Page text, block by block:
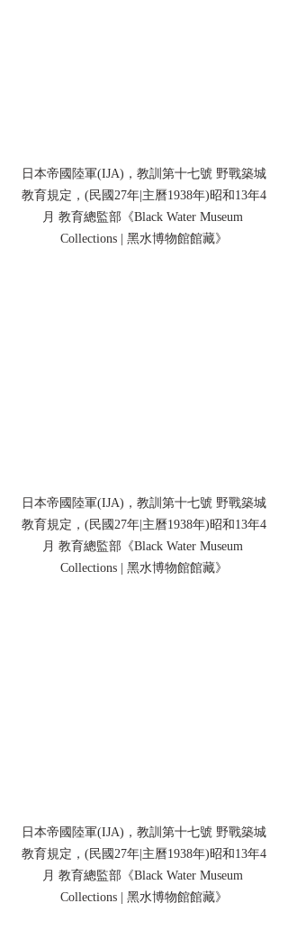
日本帝國陸軍(IJA)，教訓第十七號 野戰築城
教育規定，(民國27年|主曆1938年)昭和13年4
月 教育總監部《Black Water Museum
Collections | 黑水博物館館藏》
日本帝國陸軍(IJA)，教訓第十七號 野戰築城
教育規定，(民國27年|主曆1938年)昭和13年4
月 教育總監部《Black Water Museum
Collections | 黑水博物館館藏》
日本帝國陸軍(IJA)，教訓第十七號 野戰築城
教育規定，(民國27年|主曆1938年)昭和13年4
月 教育總監部《Black Water Museum
Collections | 黑水博物館館藏》